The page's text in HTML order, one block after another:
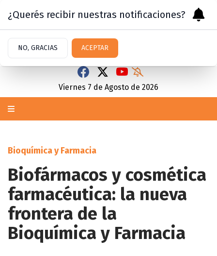
Viernes 7 de Agosto de 2026
Bioquímica y Farmacia
Biofármacos y cosmética
farmacéutica: la nueva
frontera de la
Bioquímica y Farmacia
¿Querés recibir nuestras notificaciones?
NO, GRACIAS ACEPTAR